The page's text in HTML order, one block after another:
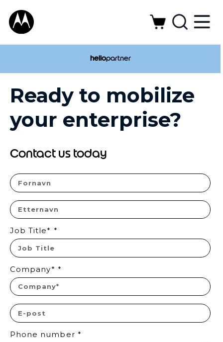
hellopartner
Ready to mobilize
your enterprise?
Contact us today
Job Title* *
Company* *
Phone number *